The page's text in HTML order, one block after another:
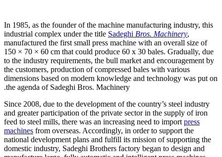
In 1985, as the founder of the machine
industrial complex under the titleSadeghi
manufactured the first small press machine
150 × 70 × 60 cm that could produce 60 x 30
to the industry requirements, the bull market
the customers, production of compressed
dimensions based on modern knowledge and
the agenda of Sadeghi Bros. Machinery.
Since 2008, due to the development of the
and greater participation of the private sector
feed to steel mills, there was an increasing
machinesfrom overseas. Accordingly, in order
national development plans and fulfill its
domestic industry, Sadeghi Brothers factory